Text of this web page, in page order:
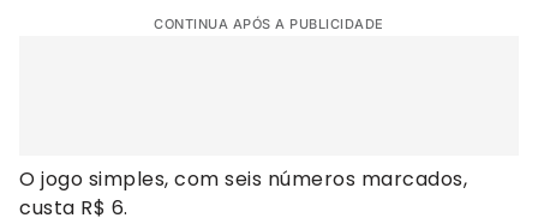
CONTINUA APÓS A PUBLICIDADE
O jogo simples, com seis números marcados,
custa R$ 6.